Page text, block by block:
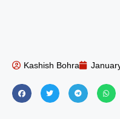
Kashish Bohra